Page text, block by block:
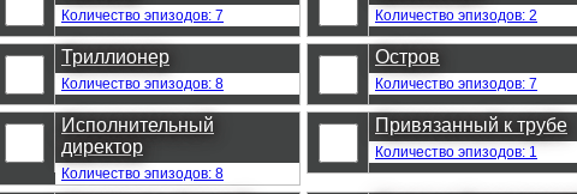
Количество эпизодов: 7 Количество эпизодов: 2
Триллионер
Количество эпизодов: 8
Остров
Количество эпизодов: 7
Исполнительный
директор
Количество эпизодов: 8
Привязанный к трубе
Количество эпизодов: 1